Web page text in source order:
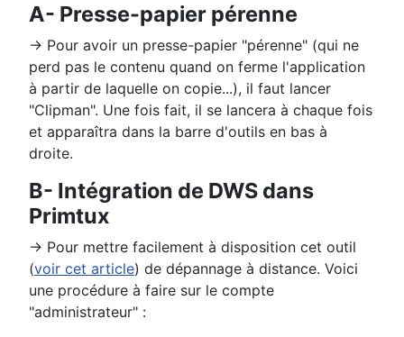
A- Presse-papier pérenne
→ Pour avoir un presse-papier "pérenne" (qui ne
perd pas le contenu quand on ferme l'application
à partir de laquelle on copie...), il faut lancer
"Clipman". Une fois fait, il se lancera à chaque fois
et apparaîtra dans la barre d'outils en bas à
droite.
B- Intégration de DWS dans
Primtux
→ Pour mettre facilement à disposition cet outil
(voir cet article) de dépannage à distance. Voici
une procédure à faire sur le compte
"administrateur" :